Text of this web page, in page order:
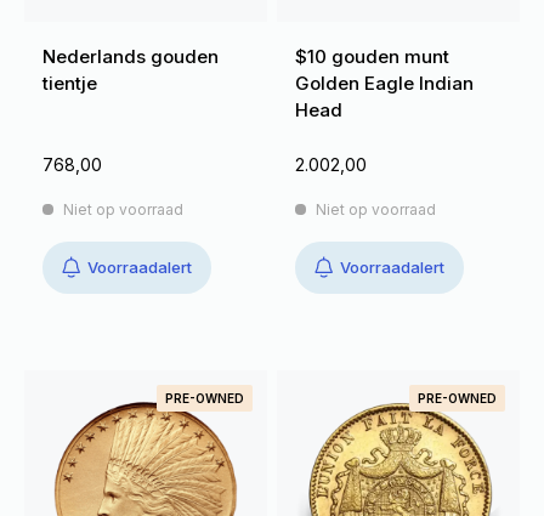
Nederlands gouden
tientje
768,00
Niet op voorraad
Voorraadalert
$10 gouden munt
Golden Eagle Indian
Head
2.002,00
Niet op voorraad
Voorraadalert
PRE-OWNED PRE-OWNED